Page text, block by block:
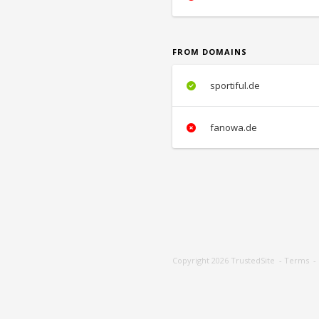
FROM DOMAINS
sportiful.de
fanowa.de
Copyright 2026 TrustedSite - Terms -